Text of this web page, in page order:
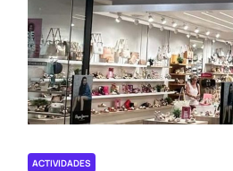
a
a
C
a
n
a
ACTIVIDADES